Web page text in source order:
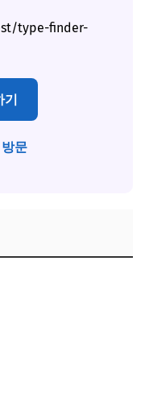
type-finder-
기
문